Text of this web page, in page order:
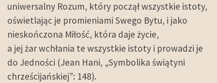
uniwersalny Rozum, który począł wszystkie istoty,
oświetlając je promieniami Swego Bytu, i jako
nieskończona Miłość, która daje życie,
a jej żar wchłania te wszystkie istoty i prowadzi je
do Jedności (Jean Hani, „Symbolika świątyni
chrześcijańskiej”: 148).